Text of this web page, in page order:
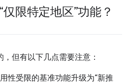
限特定地区”功能？
但有以下几点需要注意：
性受限的基准功能升级为“新推